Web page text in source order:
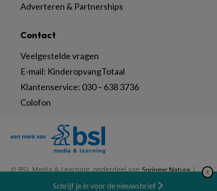
Contact
Veelgestelde vragen
E-mail: KinderopvangTotaal
Klantenservice: 030 – 638 3736
Colofon
Adverteren & Partnerships
© BSL Media & Learning, onderdeel vanSpringer Nature| X
Schrijf je in voor de nieuwsbrief
Nieuwsbrief Abonneren